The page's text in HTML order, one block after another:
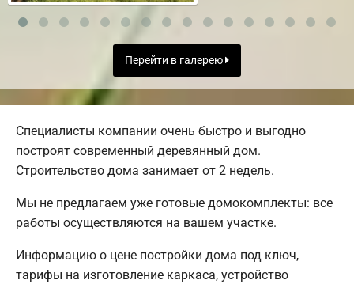
Перейти в галерею
Специалисты компании очень быстро и выгодно
построят современный деревянный дом.
Строительство дома занимает от 2 недель.
Мы не предлагаем уже готовые домокомплекты: все
работы осуществляются на вашем участке.
Информацию о цене постройки дома под ключ,
тарифы на изготовление каркаса, устройство